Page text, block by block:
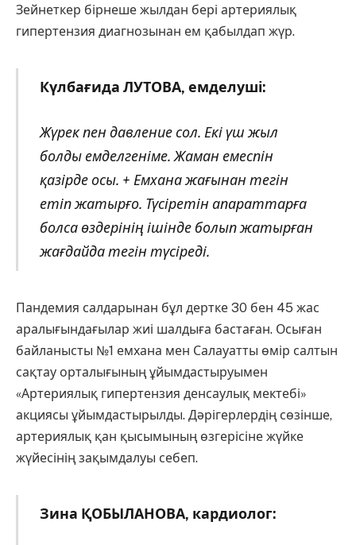
Зейнеткер бірнеше жылдан бері артериялық
гипертензия диагнозынан ем қабылдап жүр.
Күлбағида ЛУТОВА, емделуші:
Жүрек пен давление сол. Екі үш жыл
болды емделгеніме. Жаман емеспін
қазірде осы. + Емхана жағынан тегін
етіп жатырғо. Түсіретін апараттарға
болса өздерінің ішінде болып жатырған
жағдайда тегін түсіреді.
Пандемия салдарынан бұл дертке 30 бен 45 жас
аралығындағылар жиі шалдыға бастаған. Осыған
байланысты №1 емхана мен Салауатты өмір салтын
сақтау орталығының ұйымдастыруымен
«Артериялық гипертензия денсаулық мектебі»
акциясы ұйымдастырылды. Дәрігерлердің сөзінше,
артериялық қан қысымының өзгерісіне жүйке
жүйесінің зақымдалуы себеп.
Зина ҚОБЫЛАНОВА, кардиолог: